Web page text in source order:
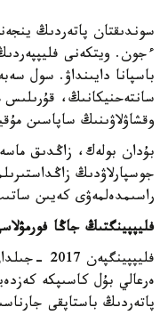
سوندىقتان پاتەردىڭ
ءجون. ويتكەنى
باسپانا دايىنداۋ. سول
سانتەحنيكانىڭ، قۇرىلىس
وقشاۋلاۋىنىڭ ساپاسىن
بۇدان بولەك، زاڭدىق
جوسپارلاۋدىڭ
راسىمدەلمەۋى كەيىن
فليپپينگتىڭ جاڭا
ەرعالي بۇل كاسىپكە